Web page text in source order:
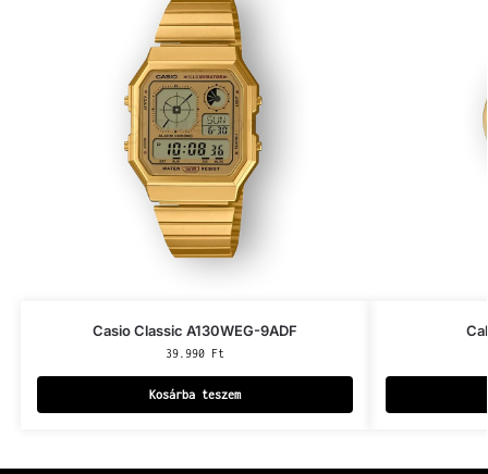
Casio Classic A130WEG-9ADF
39.990 Ft
Kosárba teszem